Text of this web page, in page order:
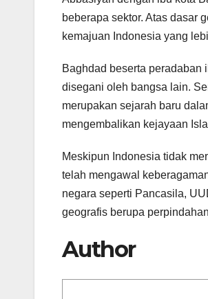
beberapa sektor. Atas dasar
kemajuan Indonesia yang
Baghdad beserta peradaban
disegani oleh bangsa lain.
merupakan sejarah baru
mengembalikan kejayaan
Meskipun Indonesia tidak
telah mengawal
negara seperti Pancasila,
geografis berupa
Author